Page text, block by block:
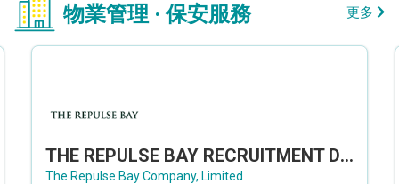
物業管理 · 保安服務 更多
THE REPULSE BAY RECRUITMENT DAY 淺水灣影灣園人才招聘會
The Repulse Bay Company, Limited